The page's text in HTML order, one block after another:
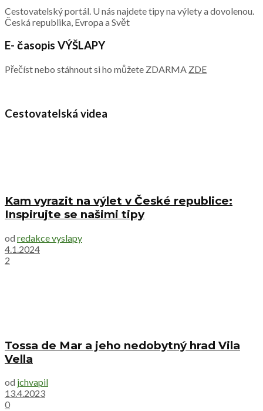
Cestovatelský portál. U nás najdete tipy na výlety a dovolenou.
Česká republika, Evropa a Svět
E- časopis VÝŠLAPY
Přečíst nebo stáhnout si ho můžete ZDARMA ZDE
Cestovatelská videa
Kam vyrazit na výlet v České republice:
Inspirujte se našimi tipy
od redakce vyslapy
4.1.2024
2
Tossa de Mar a jeho nedobytný hrad Vila
Vella
od jchvapil
13.4.2023
0